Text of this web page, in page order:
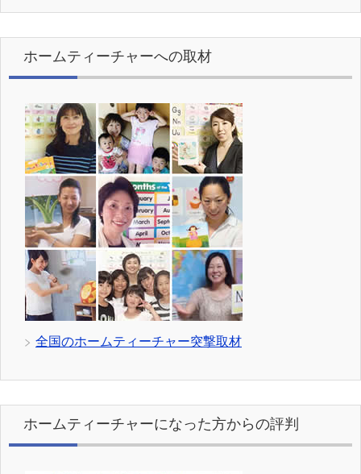
ホームティーチャーへの取材
全国のホームティーチャー突撃取材
ホームティーチャーになった方からの評判